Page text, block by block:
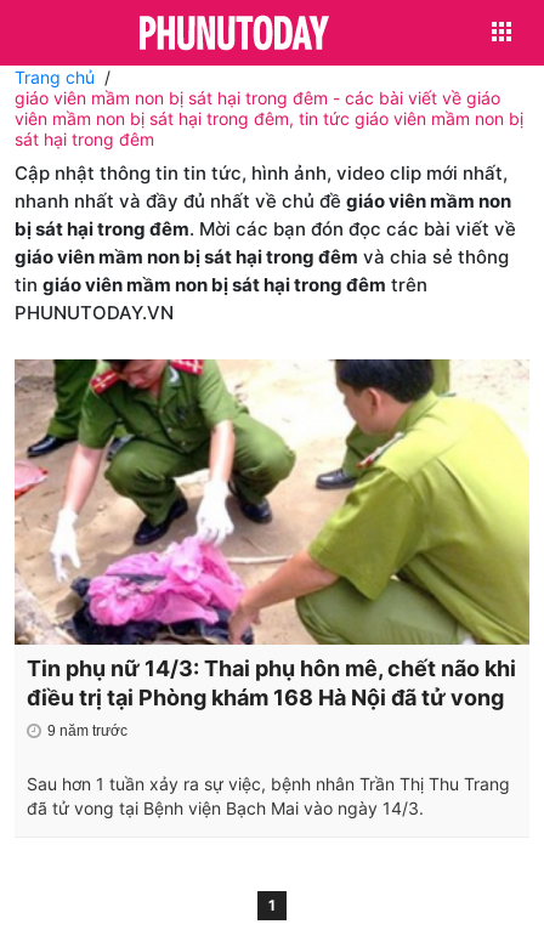
Trang chủ
giáo viên mầm non bị sát hại trong đêm - các bài viết về giáo
viên mầm non bị sát hại trong đêm, tin tức giáo viên mầm non bị
sát hại trong đêm
Cập nhật thông tin tin tức, hình ảnh, video clip mới nhất,
nhanh nhất và đầy đủ nhất về chủ đề giáo viên mầm non
bị sát hại trong đêm. Mời các bạn đón đọc các bài viết về
giáo viên mầm non bị sát hại trong đêm và chia sẻ thông
tin giáo viên mầm non bị sát hại trong đêm trên
PHUNUTODAY.VN
Tin phụ nữ 14/3: Thai phụ hôn mê, chết não khi
điều trị tại Phòng khám 168 Hà Nội đã tử vong
9 năm trước
Sau hơn 1 tuần xảy ra sự việc, bệnh nhân Trần Thị Thu Trang
đã tử vong tại Bệnh viện Bạch Mai vào ngày 14/3.
1